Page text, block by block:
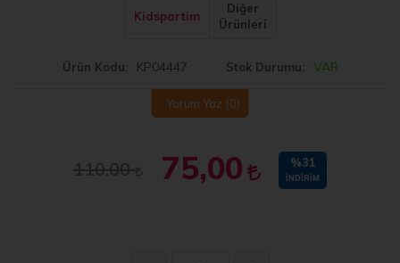
Kidspartim
Diğer
Ürünleri
Ürün Kodu KP04447 Stok Durumu VAR
Yorum Yaz (0)
110,00 75,00 %31
İNDIRIM